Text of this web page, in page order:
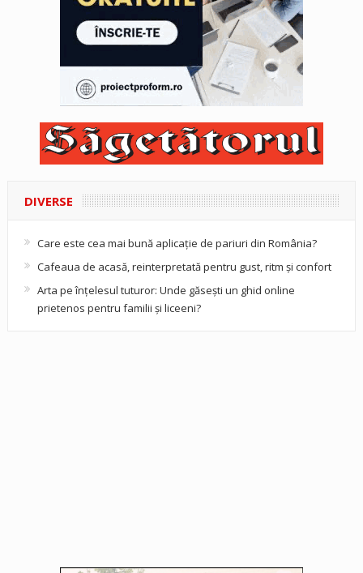
DIVERSE
Care este cea mai bună aplicație de pariuri din România?
Cafeaua de acasă, reinterpretată pentru gust, ritm și confort
Arta pe înțelesul tuturor: Unde găsești un ghid online
prietenos pentru familii și liceeni?